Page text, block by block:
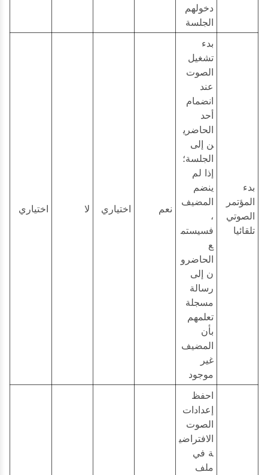
دخولهم
الجلسة
بدء
المؤتمر
الصوتي
تلقائيا
بدء
تشغيل
الصوت
عند
انضمام
أحد
الحاضري
ن إلى
الجلسة؛
إذا لم
ينضم
المضيف
،
فسيستم
ع
الحاضرو
ن إلى
رسالة
مسجلة
تعلمهم
بأن
المضيف
غير
موجود
نعم اختياري لا اختياري
احفظ
إعدادات
الصوت
الافتراضي
ة في
ملف